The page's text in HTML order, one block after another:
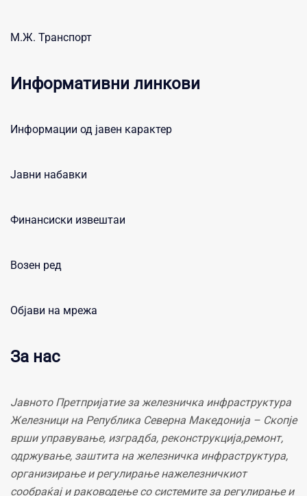
М.Ж. Транспорт
Информативни линкови
Информации од јавен карактер
Јавни набавки
Финансиски извештаи
Возен ред
Објави на мрежа
За нас
Јавното Претпријатие за железничка инфраструктура
Железници на Република Северна Македонија – Скопје
врши управување, изградба, реконструкција,ремонт,
одржување, заштита на железничка инфраструктура,
организирање и регулирање нажелезничкиот
сообраќај и раководење со системите за регулирање и